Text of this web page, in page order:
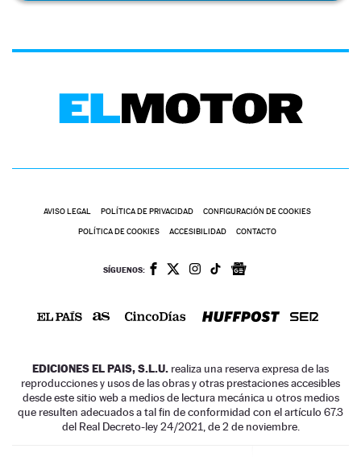
AVISO LEGAL POLÍTICA DE PRIVACIDAD CONFIGURACIÓN DE COOKIES
POLÍTICA DE COOKIES ACCESIBILIDAD CONTACTO
SÍGUENOS:
EDICIONES EL PAIS, S.L.U. realiza una reserva expresa de las
reproducciones y usos de las obras y otras prestaciones accesibles
desde este sitio web a medios de lectura mecánica u otros medios
que resulten adecuados a tal fin de conformidad con el artículo 67.3
del Real Decreto-ley 24/2021, de 2 de noviembre.